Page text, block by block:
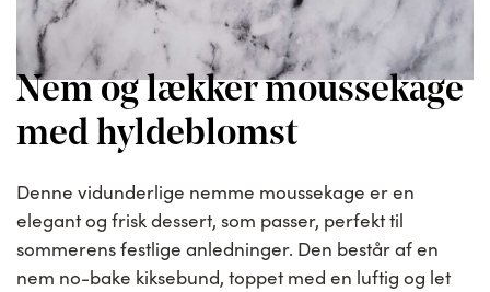
Nem og lækker moussekage
med hyldeblomst
Denne vidunderlige nemme moussekage er en
elegant og frisk dessert, som passer, perfekt til
sommerens festlige anledninger. Den består af en
nem no-bake kiksebund, toppet med en luftig og let